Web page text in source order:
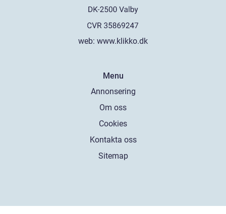
web: www.klikko.dk
Menu
Annonsering
Om oss
Cookies
Kontakta oss
Sitemap